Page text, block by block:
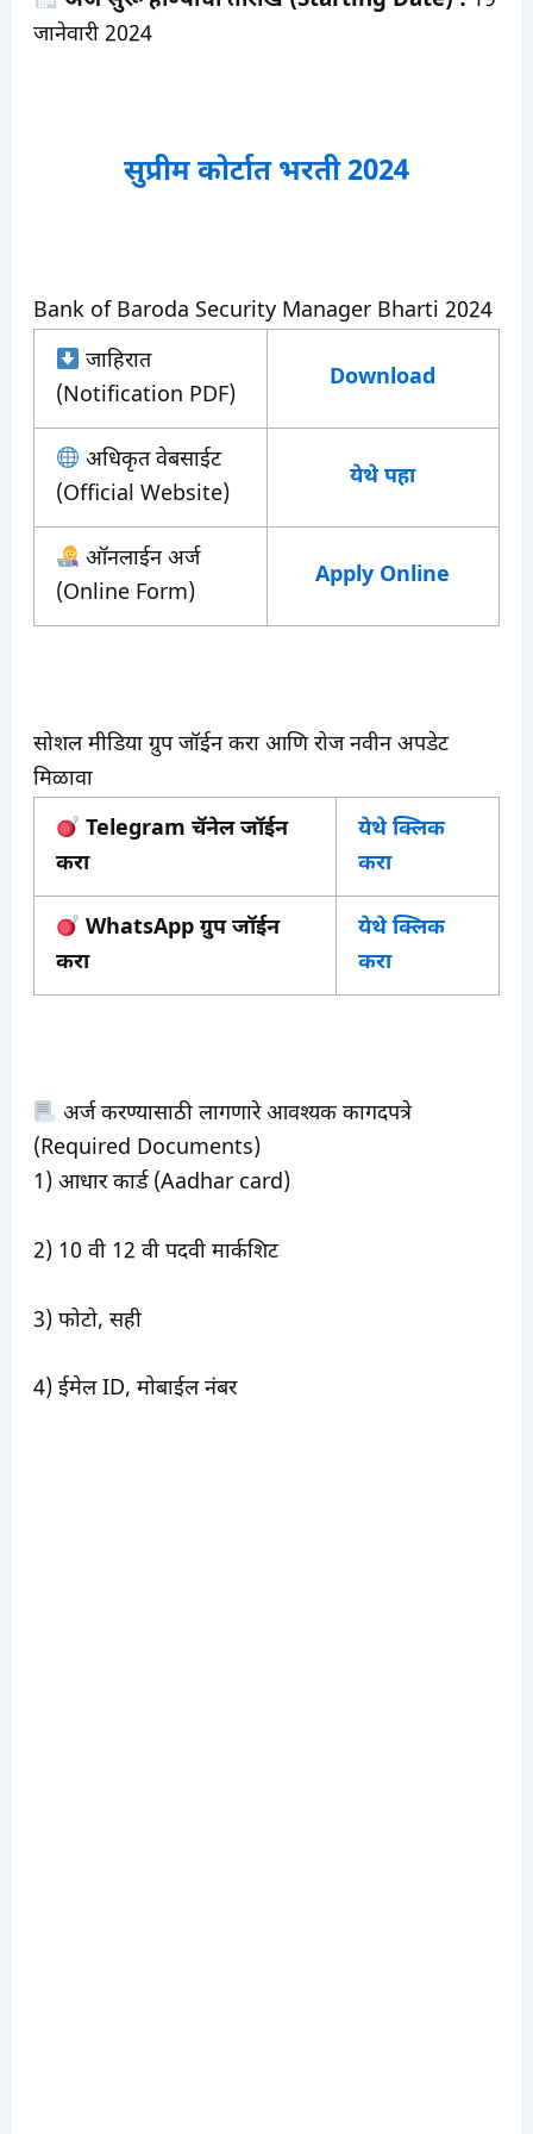
जानेवारी 2024
सुप्रीम कोर्टात भरती 2024
Bank of Baroda Security Manager Bharti 2024
जाहिरात
(Notification PDF)
Download
अधिकृत वेबसाईट
(Official Website)
येथे पहा
ऑनलाईन अर्ज
(Online Form)
Apply Online
सोशल मीडिया ग्रुप जॉईन करा आणि रोज नवीन अपडेट
मिळावा
Telegram चॅनेल जॉईन
करा
येथे क्लिक
करा
WhatsApp ग्रुप जॉईन
करा
येथे क्लिक
करा
अर्ज करण्यासाठी लागणारे आवश्यक कागदपत्रे
(Required Documents)
1) आधार कार्ड (Aadhar card)
2) 10 वी 12 वी पदवी मार्कशिट
3) फोटो, सही
4) ईमेल ID, मोबाईल नंबर